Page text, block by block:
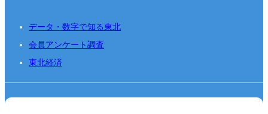
データ・数字で知る東北
会員アンケート調査
東北経済